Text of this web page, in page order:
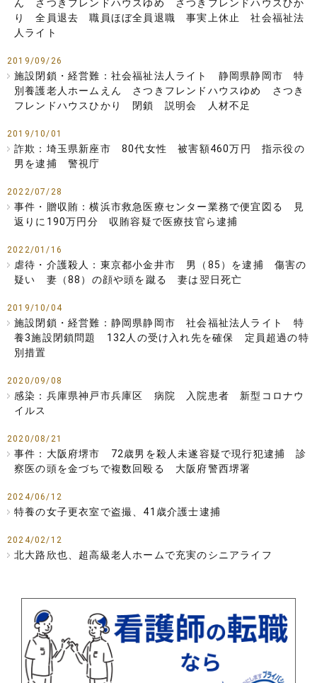
ん さつきフレンドハウスゆめ さつきフレンドハウスひか
り 全員退去 職員ほぼ全員退職 事実上休止 社会福祉法
人ライト
2019/09/26
施設閉鎖・経営難：社会福祉法人ライト 静岡県静岡市 特
別養護老人ホームえん さつきフレンドハウスゆめ さつき
フレンドハウスひかり 閉鎖 説明会 人材不足
2019/10/01
詐欺：埼玉県新座市 80代女性 被害額460万円 指示役の
男を逮捕 警視庁
2022/07/28
事件・贈収賄：横浜市救急医療センター業務で便宜図る 見
返りに190万円分 収賄容疑で医療技官ら逮捕
2022/01/16
虐待・介護殺人：東京都小金井市 男（85）を逮捕 傷害の
疑い 妻（88）の顔や頭を蹴る 妻は翌日死亡
2019/10/04
施設閉鎖・経営難：静岡県静岡市 社会福祉法人ライト 特
養3施設閉鎖問題 132人の受け入れ先を確保 定員超過の特
別措置
2020/09/08
感染：兵庫県神戸市兵庫区 病院 入院患者 新型コロナウ
イルス
2020/08/21
事件：大阪府堺市 72歳男を殺人未遂容疑で現行犯逮捕 診
察医の頭を金づちで複数回殴る 大阪府警西堺署
2024/06/12
特養の女子更衣室で盗撮、41歳介護士逮捕
2024/02/12
北大路欣也、超高級老人ホームで充実のシニアライフ